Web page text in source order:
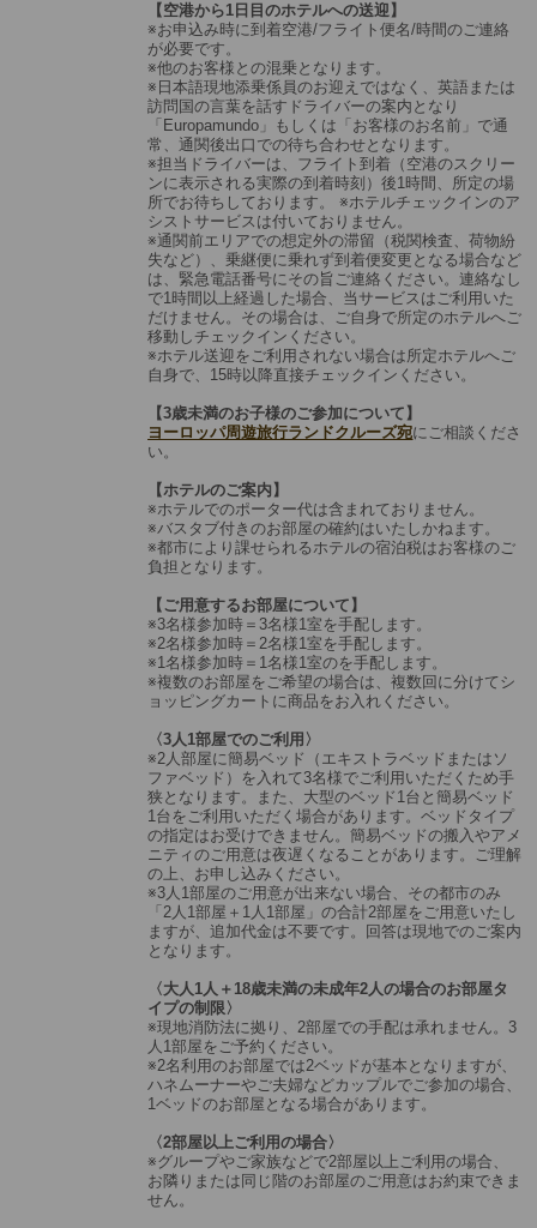
【空港から1日目のホテルへの送迎】
※お申込み時に到着空港/フライト便名/時間のご連絡
が必要です。
※他のお客様との混乗となります。
※日本語現地添乗係員のお迎えではなく、英語または
訪問国の言葉を話すドライバーの案内となり
「Europamundo」もしくは「お客様のお名前」で通
常、通関後出口での待ち合わせとなります。
※担当ドライバーは、フライト到着（空港のスクリー
ンに表示される実際の到着時刻）後1時間、所定の場
所でお待ちしております。 ※ホテルチェックインのア
シストサービスは付いておりません。
※通関前エリアでの想定外の滞留（税関検査、荷物紛
失など）、乗継便に乗れず到着便変更となる場合など
は、緊急電話番号にその旨ご連絡ください。連絡なし
で1時間以上経過した場合、当サービスはご利用いた
だけません。その場合は、ご自身で所定のホテルへご
移動しチェックインください。
※ホテル送迎をご利用されない場合は所定ホテルへご
自身で、15時以降直接チェックインください。
【3歳未満のお子様のご参加について】
ヨーロッパ周遊旅行ランドクルーズ宛にご相談くださ
い。
【ホテルのご案内】
※ホテルでのポーター代は含まれておりません。
※バスタブ付きのお部屋の確約はいたしかねます。
※都市により課せられるホテルの宿泊税はお客様のご
負担となります。
【ご用意するお部屋について】
※3名様参加時＝3名様1室を手配します。
※2名様参加時＝2名様1室を手配します。
※1名様参加時＝1名様1室のを手配します。
※複数のお部屋をご希望の場合は、複数回に分けてシ
ョッピングカートに商品をお入れください。
〈3人1部屋でのご利用〉
※2人部屋に簡易ベッド（エキストラベッドまたはソ
ファベッド）を入れて3名様でご利用いただくため手
狭となります。また、大型のベッド1台と簡易ベッド
1台をご利用いただく場合があります。ベッドタイプ
の指定はお受けできません。簡易ベッドの搬入やアメ
ニティのご用意は夜遅くなることがあります。ご理解
の上、お申し込みください。
※3人1部屋のご用意が出来ない場合、その都市のみ
「2人1部屋＋1人1部屋」の合計2部屋をご用意いたし
ますが、追加代金は不要です。回答は現地でのご案内
となります。
〈大人1人＋18歳未満の未成年2人の場合のお部屋タ
イプの制限〉
※現地消防法に拠り、2部屋での手配は承れません。3
人1部屋をご予約ください。
※2名利用のお部屋では2ベッドが基本となりますが、
ハネムーナーやご夫婦などカップルでご参加の場合、
1ベッドのお部屋となる場合があります。
〈2部屋以上ご利用の場合〉
※グループやご家族などで2部屋以上ご利用の場合、
お隣りまたは同じ階のお部屋のご用意はお約束できま
せん。